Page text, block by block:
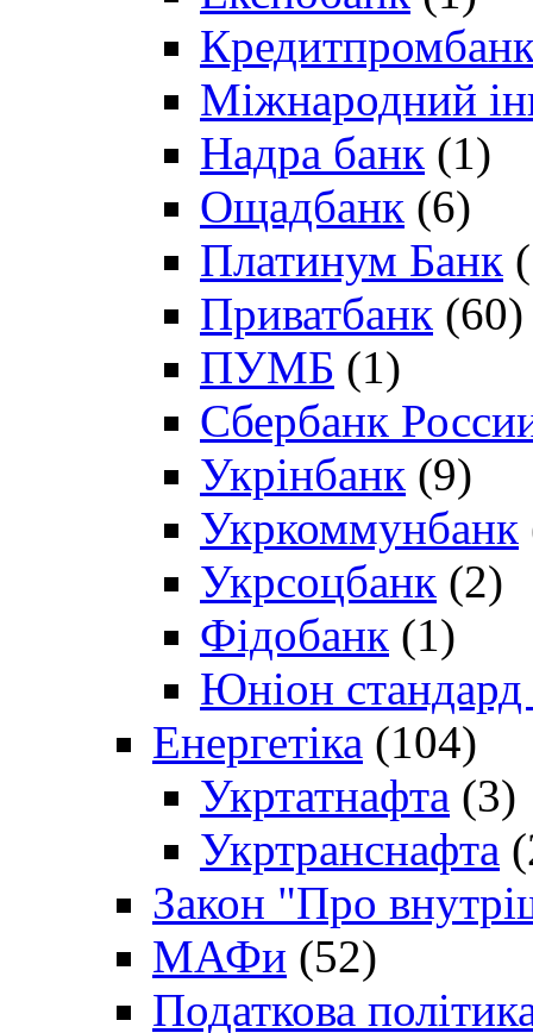
Міжнародний
Надра банк (1)
Ощадбанк (6)
Платинум Банк
Приватбанк (60)
ПУМБ (1)
Сбербанк
Укрінбанк (9)
Укркоммунбанк
Укрсоцбанк (2)
Фідобанк (1)
Юніон стандард
Енергетіка (104)
Укртатнафта (3)
Укртранснафта
Закон "Про
МАФи (52)
Податкова